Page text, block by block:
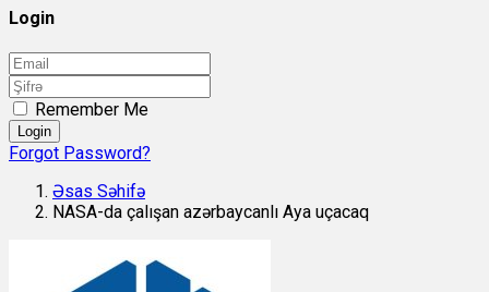
Login
Remember Me
Login
Forgot Password?
Əsas Səhifə
NASA-da çalışan azərbaycanlı Aya uçacaq